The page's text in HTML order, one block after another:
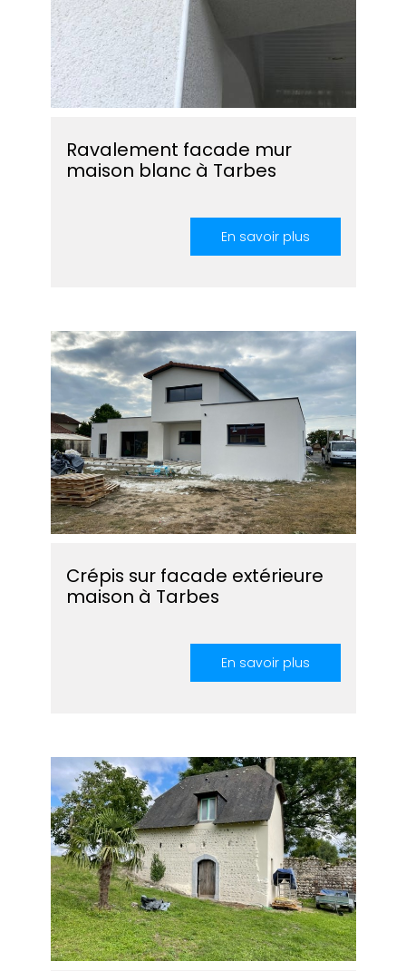
Ravalement facade mur
maison blanc à Tarbes
En savoir plus
Crépis sur facade extérieure
maison à Tarbes
En savoir plus